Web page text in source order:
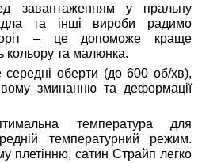
завантаженням у пральну
та інші вироби радимо
– це допоможе краще
кольору та малюнка.
середні оберти (до 600 об/хв),
зминанню та деформації
температура для
температурний режим.
плетінню, сатин Страйп легко